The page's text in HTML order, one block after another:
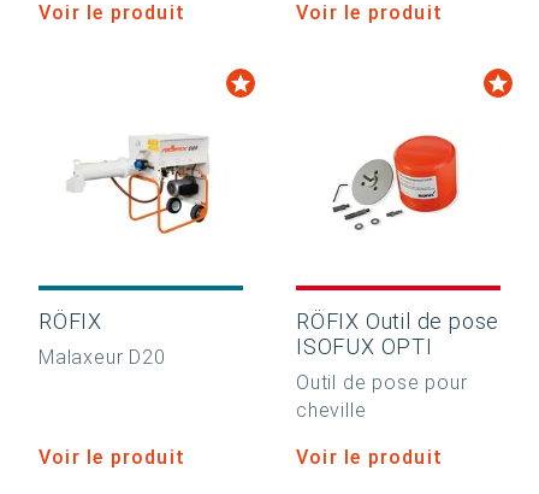
Voir le produit Voir le produit
RÖFIX
Malaxeur D20
Voir le produit
RÖFIX Outil de pose
ISOFUX OPTI
Outil de pose pour
cheville
Voir le produit